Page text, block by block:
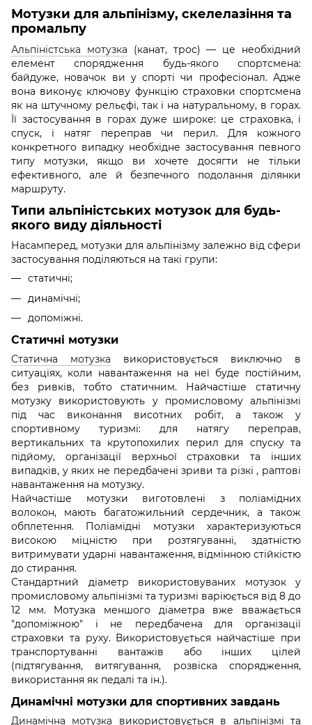
Мотузки для альпінізму, скелелазіння та
промальпу
Альпіністська мотузка (канат, трос) — це необхідний
елемент спорядження будь-якого спортсмена:
байдуже, новачок ви у спорті чи професіонал. Адже
вона виконує ключову функцію страховки спортсмена
як на штучному рельєфі, так і на натуральному, в горах.
Її застосування в горах дуже широке: це страховка, і
спуск, і натяг переправ чи перил. Для кожного
конкретного випадку необхідне застосування певного
типу мотузки, якщо ви хочете досягти не тільки
ефективного, але й безпечного подолання ділянки
маршруту.
Типи альпіністських мотузок для будь-
якого виду діяльності
Насамперед, мотузки для альпінізму залежно від сфери
застосування поділяються на такі групи:
статичні;
динамічні;
допоміжні.
Статичні мотузки
Статична мотузка використовується виключно в
ситуаціях, коли навантаження на неї буде постійним,
без ривків, тобто статичним. Найчастіше статичну
мотузку використовують у промисловому альпінізмі
під час виконання висотних робіт, а також у
спортивному туризмі: для натягу переправ,
вертикальних та крутопохилих перил для спуску та
підйому, організації верхньої страховки та інших
випадків, у яких не передбачені зриви та різкі , раптові
навантаження на мотузку.
Найчастіше мотузки виготовлені з поліамідних
волокон, мають багатожильний сердечник, а також
обплетення. Поліамідні мотузки характеризуються
високою міцністю при розтягуванні, здатністю
витримувати ударні навантаження, відмінною стійкістю
до стирання.
Стандартний діаметр використовуваних мотузок у
промисловому альпінізмі та туризмі варіюється від 8 до
12 мм. Мотузка меншого діаметра вже вважається
"допоміжною" і не передбачена для організації
страховки та руху. Використовується найчастіше при
транспортуванні вантажів або інших цілей
(підтягування, витягування, розвіска спорядження,
використання як педалі та ін.).
Динамічні мотузки для спортивних завдань
Динамічна мотузка використовується в альпінізмі та